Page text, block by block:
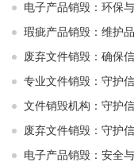
电子产品销毁：环保
瑕疵产品销毁：维护
废弃文件销毁：确保
专业文件销毁：守护
文件销毁机构：守护
废弃文件销毁：守护
电子产品销毁：安全